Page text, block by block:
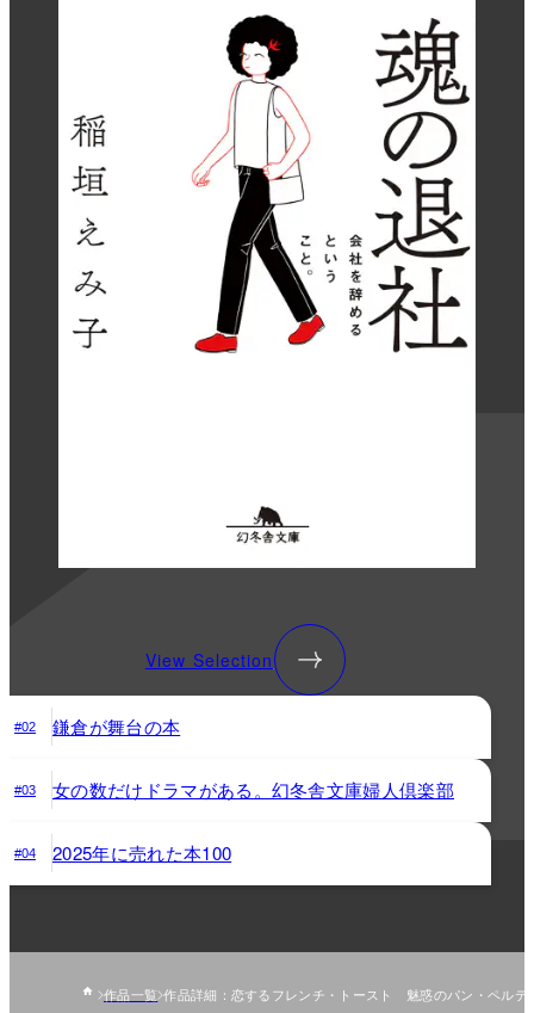
View Selection
#02 鎌倉が舞台の本
#03 女の数だけドラマがある。幻冬舎文庫婦人倶楽部
#04 2025年に売れた本100
作品一覧 作品詳細：恋するフレンチ・トースト 魅惑のパン・ペルデ